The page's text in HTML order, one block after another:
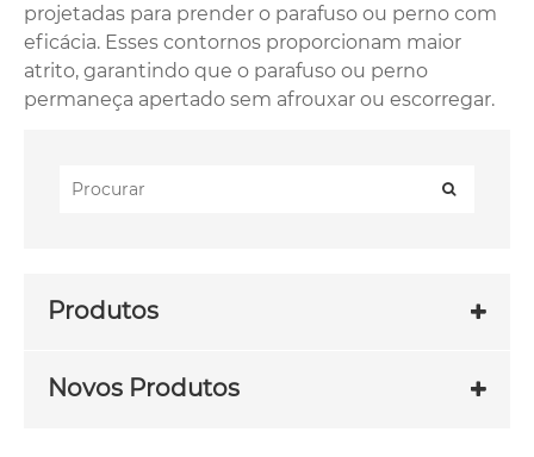
projetadas para prender o parafuso ou perno com
eficácia. Esses contornos proporcionam maior
atrito, garantindo que o parafuso ou perno
permaneça apertado sem afrouxar ou escorregar.
Produtos
Novos Produtos